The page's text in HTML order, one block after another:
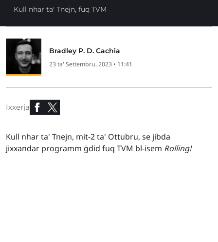
Kull nhar ta' Tnejn, fuq TVM
Bradley P. D. Cachia
23 ta' Settembru, 2023 • 11:41
Ixxerja
Kull nhar ta' Tnejn, mit-2 ta' Ottubru, se jibda
jixxandar programm ġdid fuq TVM bl-isem Rolling!